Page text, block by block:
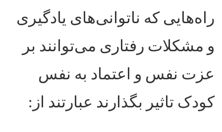
راه‌هایی که ناتوانی‌های یادگیری
و مشکلات رفتاری می‌توانند بر
عزت نفس و اعتماد به نفس
کودک تاثیر بگذارند عبارتند از :